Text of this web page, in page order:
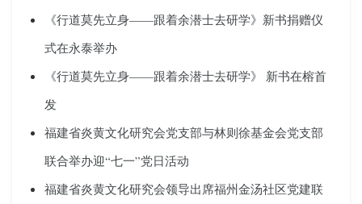
《行道莫先立身——跟着余潜士去研学》新书捐赠仪
式在永泰举办
《行道莫先立身——跟着余潜士去研学》 新书在榕首
发
福建省炎黄文化研究会党支部与林则徐基金会党支部
联合举办迎“七一”党日活动
福建省炎黄文化研究会领导出席福州金汤社区党建联